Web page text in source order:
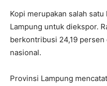
Kopi merupakan salah
Lampung untuk diekspor.
berkontribusi 24,19
nasional.
Provinsi Lampung